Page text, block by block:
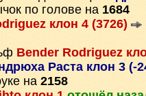
по голове на 1684
клон 4 (3726)
Bender Rodriguez
Раста клон 3 (-
на 2158